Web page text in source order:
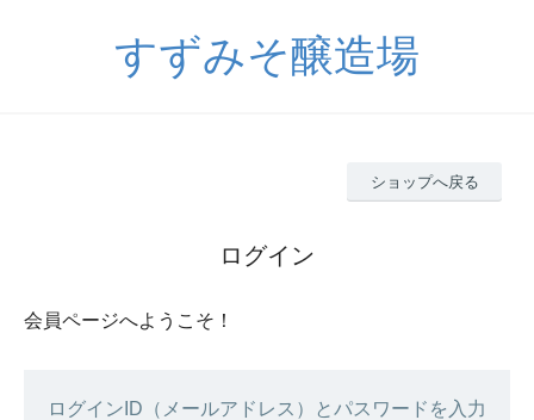
すずみそ醸造場
ショップへ戻る
ログイン
会員ページへようこそ！
ログインID（メールアドレス）とパスワードを入力